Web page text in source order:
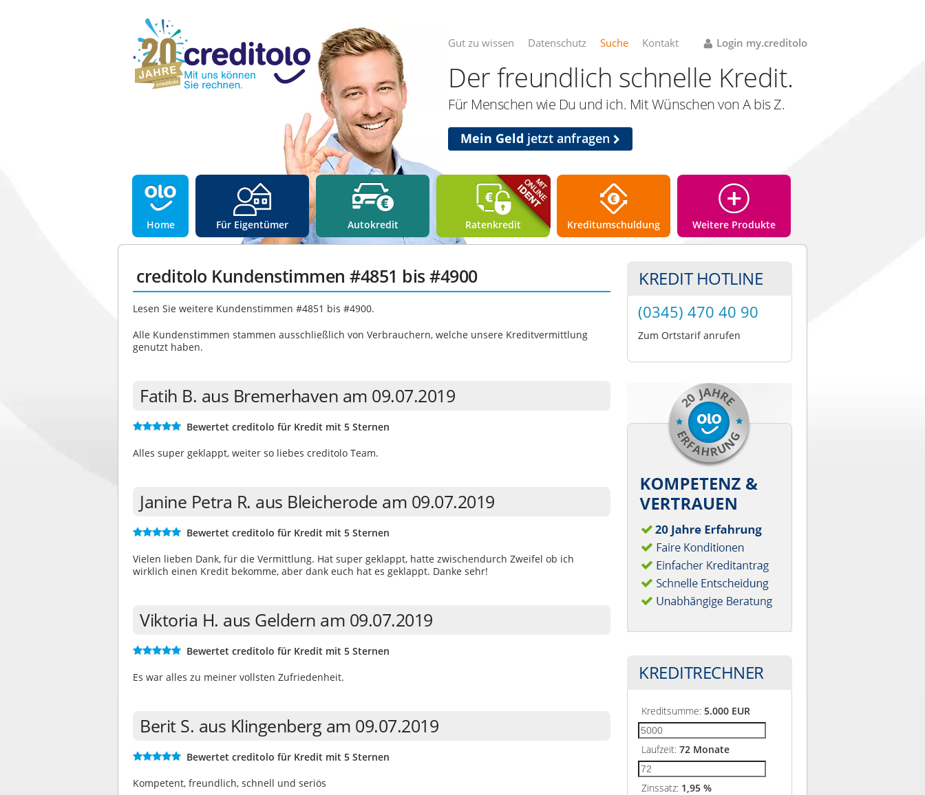
Gut zu wissen Datenschutz Suche Kontakt Login my.creditolo
Der freundlich schnelle Kredit.
Für Menschen wie Du und ich. Mit Wünschen von A bis Z.
Mein Geld jetzt anfragen
Home Für Eigentümer Autokredit Ratenkredit Kreditumschuldung Weitere Produkte
creditolo Kundenstimmen #4851 bis #4900
Lesen Sie weitere Kundenstimmen #4851 bis #4900.
Alle Kundenstimmen stammen ausschließlich von Verbrauchern, welche unsere Kreditvermittlung
genutzt haben.
Fatih B. aus Bremerhaven am 09.07.2019
Bewertet creditolo für Kredit mit 5 Sternen
Alles super geklappt, weiter so liebes creditolo Team.
Janine Petra R. aus Bleicherode am 09.07.2019
Bewertet creditolo für Kredit mit 5 Sternen
Vielen lieben Dank, für die Vermittlung. Hat super geklappt, hatte zwischendurch Zweifel ob ich
wirklich einen Kredit bekomme, aber dank euch hat es geklappt. Danke sehr!
Viktoria H. aus Geldern am 09.07.2019
Bewertet creditolo für Kredit mit 5 Sternen
Es war alles zu meiner vollsten Zufriedenheit.
Berit S. aus Klingenberg am 09.07.2019
Bewertet creditolo für Kredit mit 5 Sternen
Kompetent, freundlich, schnell und seriös
KREDIT HOTLINE
(0345) 470 40 90
Zum Ortstarif anrufen
KREDITRECHNER
Kreditsumme: 5.000 EUR
Laufzeit: 72 Monate
Zinssatz: 1,95 %